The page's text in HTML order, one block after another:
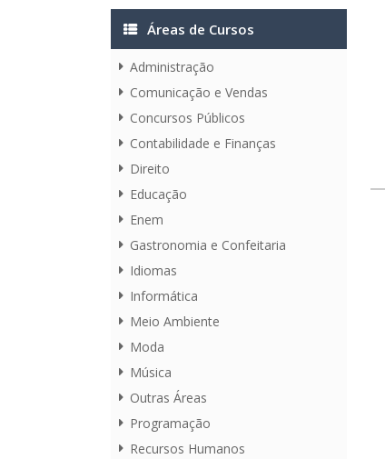
Áreas de Cursos
Administração
Comunicação e Vendas
Concursos Públicos
Contabilidade e Finanças
Direito
Educação
Enem
Gastronomia e Confeitaria
Idiomas
Informática
Meio Ambiente
Moda
Música
Outras Áreas
Programação
Recursos Humanos